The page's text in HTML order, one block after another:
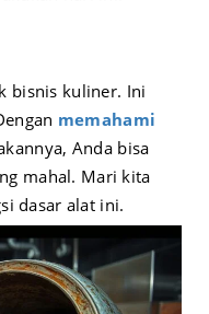
bisnis kuliner. Ini
memahami
Anda bisa
mahal. Mari kita
dasar alat ini.